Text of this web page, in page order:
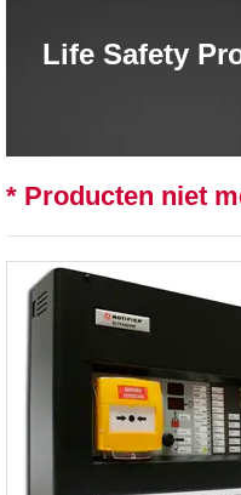
Life Safety
* Producten niet